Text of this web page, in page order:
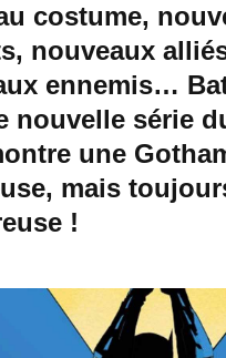
costume,
nouveaux
ennemis…
nouvelle série
une
mais
!